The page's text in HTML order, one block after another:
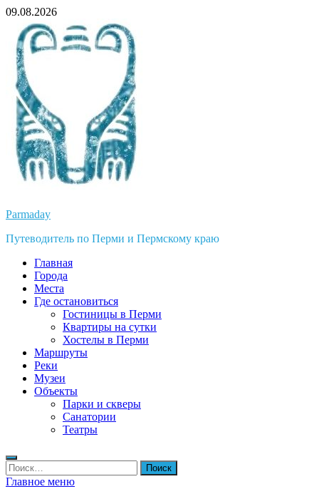
Перейти
содержимому
09.08.2026
Parmaday
Путеводитель по Перми и Пермскому краю
Главная
Города
Места
Где остановиться
Гостиницы в Перми
Квартиры на сутки
Хостелы в Перми
Маршруты
Реки
Музеи
Объекты
Парки и скверы
Санатории
Театры
Найти:
Главное меню